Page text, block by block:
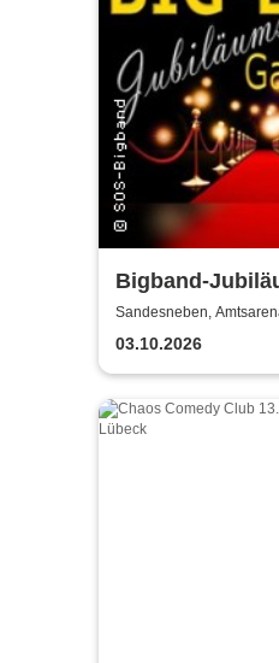
Bigband-
Galakonzert
Sandesneben,
03.10.2026